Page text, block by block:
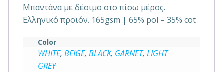
Μπαντάνα με δέσιμο στο πίσω μέρος.
Ελληνικό προϊόν. 165gsm | 65% pol – 35% cot
Color
WHITE, BEIGE, BLACK, GARNET, LIGHT
GREY